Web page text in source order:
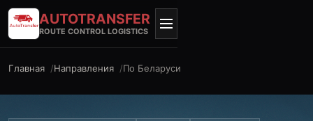
AUTOTRANSFER
ROUTE CONTROL LOGISTICS
Главная Направления По Беларуси